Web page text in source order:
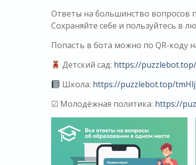
Ответы на большинство вопросов
Сохраняйте себе и пользуйтесь в
Попасть в бота можно по QR-коду
Детский сад: https://
Школа: https://puzzlebot.top/
☑ Молодёжная политика: https://